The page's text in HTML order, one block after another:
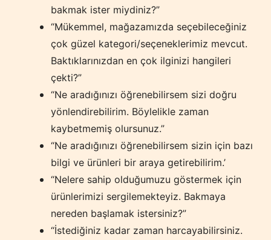
bakmak ister miydiniz?”
“Mükemmel, mağazamızda seçebileceğiniz
çok güzel kategori/seçeneklerimiz mevcut.
Baktıklarınızdan en çok ilginizi hangileri
çekti?”
“Ne aradığınızı öğrenebilirsem sizi doğru
yönlendirebilirim. Böylelikle zaman
kaybetmemiş olursunuz.”
“Ne aradığınızı öğrenebilirsem sizin için bazı
bilgi ve ürünleri bir araya getirebilirim.’
“Nelere sahip olduğumuzu göstermek için
ürünlerimizi sergilemekteyiz. Bakmaya
nereden başlamak istersiniz?”
“İstediğiniz kadar zaman harcayabilirsiniz.